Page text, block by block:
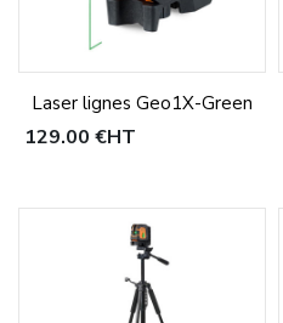
Laser lignes Geo1X-Green
129,00 €HT